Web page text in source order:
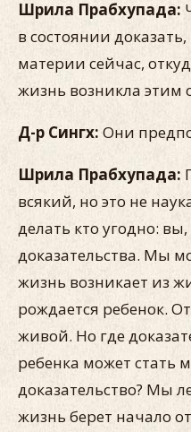
Шрила Прабхупада:
в состоянии
материи сейчас,
жизнь возникла этим
Д-р Сингх: Они
Шрила Прабхупада:
всякий, но это не
делать кто угодно:
доказательства. Мы
жизнь возникает из
рождается ребенок.
живой. Но где
ребенка может стать
доказательство? Мы
жизнь берет начало